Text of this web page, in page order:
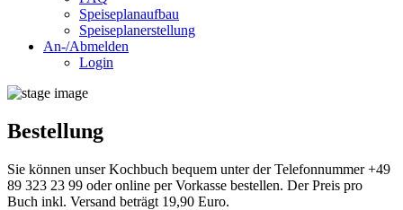
Speiseplanaufbau
Speiseplanerstellung
An-/Abmelden
Login
Bestellung
Sie können unser Kochbuch bequem unterderTelefonnummer+49
89 323 23 99 oder online perVorkasse bestellen. DerPreis pro
Buch inkl. Versand beträgt 19,90 Euro.